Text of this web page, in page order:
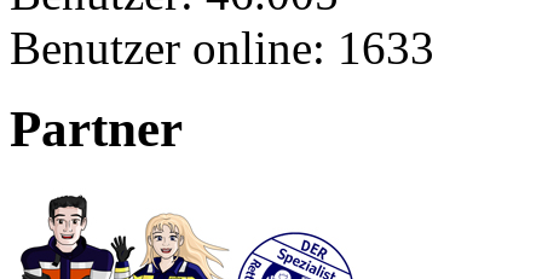
Benutzer online: 1633
Partner